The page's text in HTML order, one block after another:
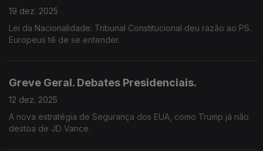
19 dez. 2025
Lei da Nacionalidade: Tribunal Constitucional deu razão ao PS.
Europeus tê de se entender.
Greve Geral. Debates Presidenciais.
12 dez. 2025
A nova estratégia de Segurança dos EUA, como Trump já não
destoa de JD Vance.